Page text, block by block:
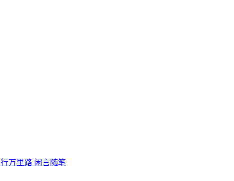
行万里路 闲言随笔